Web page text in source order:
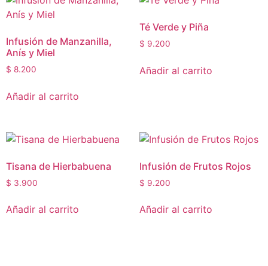
Infusión de Manzanilla,
Anís y Miel
$ 8.200
Añadir al carrito
Té Verde y Piña
$ 9.200
Añadir al carrito
Tisana de Hierbabuena
$ 3.900
Añadir al carrito
Infusión de Frutos Rojos
$ 9.200
Añadir al carrito